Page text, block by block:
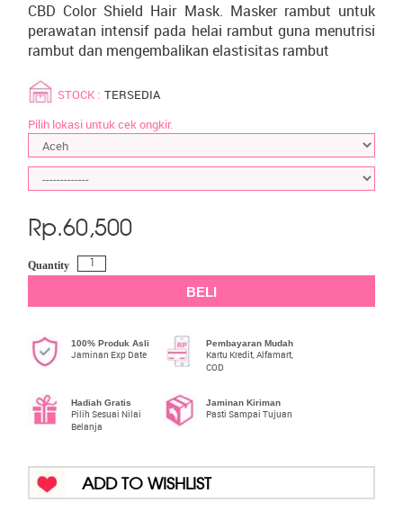
CBD Color Shield Hair Mask. Masker rambut untuk
perawatan intensif pada helai rambut guna menutrisi
rambut dan mengembalikan elastisitas rambut
STOCK : TERSEDIA
Pilih lokasi untuk cek ongkir.
Rp.60,500
Quantity
BELI
100% Produk Asli
Jaminan Exp Date
Pembayaran Mudah
Kartu Kredit, Alfamart,
COD
Hadiah Gratis
Pilih Sesuai Nilai
Belanja
Jaminan Kiriman
Pasti Sampai Tujuan
ADD TO WISHLIST